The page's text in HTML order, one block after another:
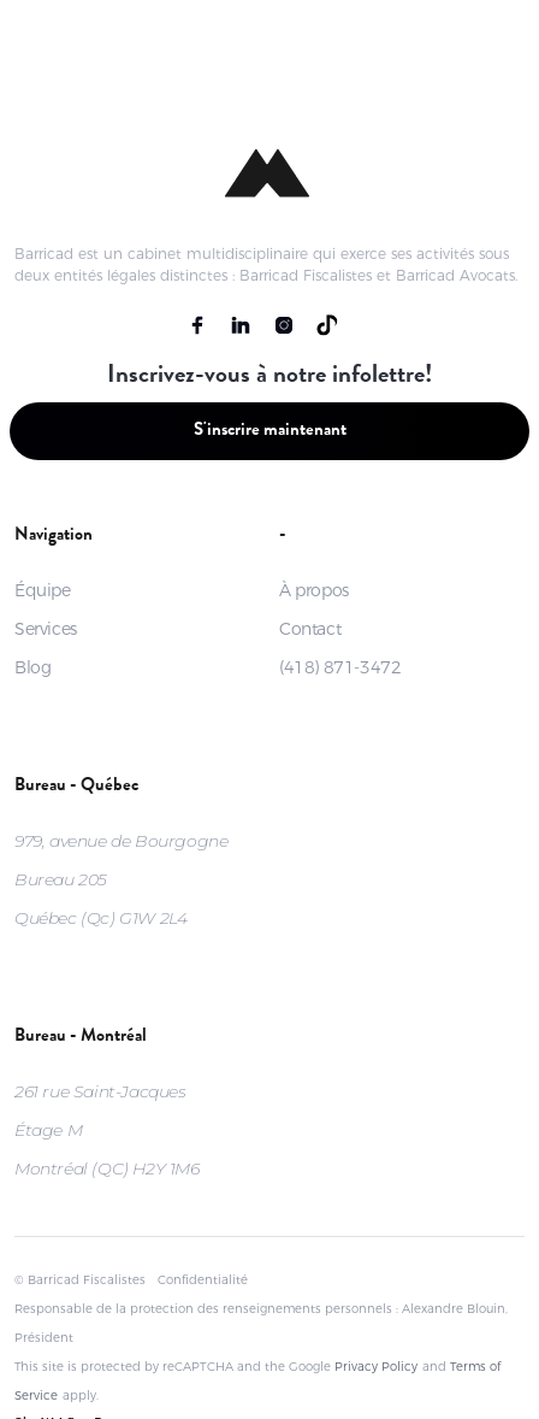
Barricad est un cabinet multidisciplinaire qui exerce ses activités sous
deux entités légales distinctes : Barricad Fiscalistes et Barricad Avocats.
Inscrivez-vous à notre infolettre!
S'inscrire maintenant
Navigation
Équipe
Services
Blog
-
À propos
Contact
(418) 871-3472
Bureau - Québec
979, avenue de Bourgogne
Bureau 205
Québec (Qc) G1W 2L4
Bureau - Montréal
261 rue Saint-Jacques
Étage M
Montréal (QC) H2Y 1M6
© Barricad Fiscalistes
Confidentialité
Responsable de la protection des renseignements personnels : Alexandre Blouin,
Président
This site is protected by reCAPTCHA and the Google Privacy Policy and Terms of
Service apply.